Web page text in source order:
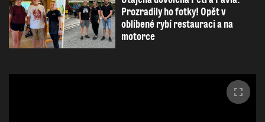
Prozradily ho fotky! Opět v
oblíbené rybí restauraci a na
motorce